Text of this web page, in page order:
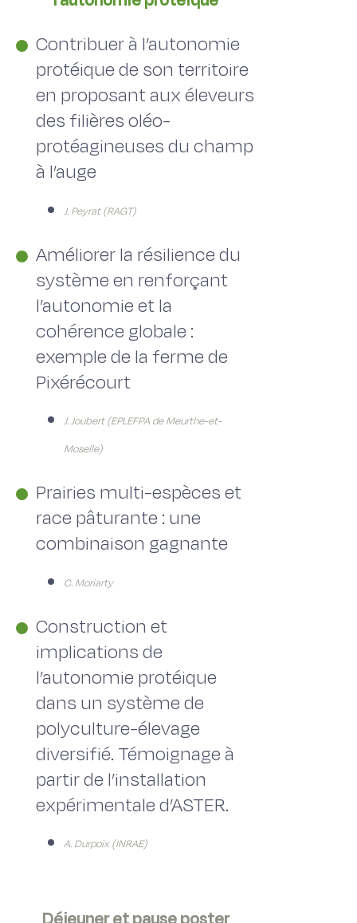
Contribuer à l’autonomie
protéique de son territoire
en proposant aux éleveurs
des filières oléo-
protéagineuses du champ
à l’auge
J. Peyrat (RAGT)
Améliorer la résilience du
système en renforçant
l’autonomie et la
cohérence globale :
exemple de la ferme de
Pixérécourt
J. Joubert (EPLEFPA de Meurthe-et-
Moselle)
Prairies multi-espèces et
race pâturante : une
combinaison gagnante
C. Moriarty
Construction et
implications de
l’autonomie protéique
dans un système de
polyculture-élevage
diversifié. Témoignage à
partir de l’installation
expérimentale d’ASTER.
A. Durpoix (INRAE)